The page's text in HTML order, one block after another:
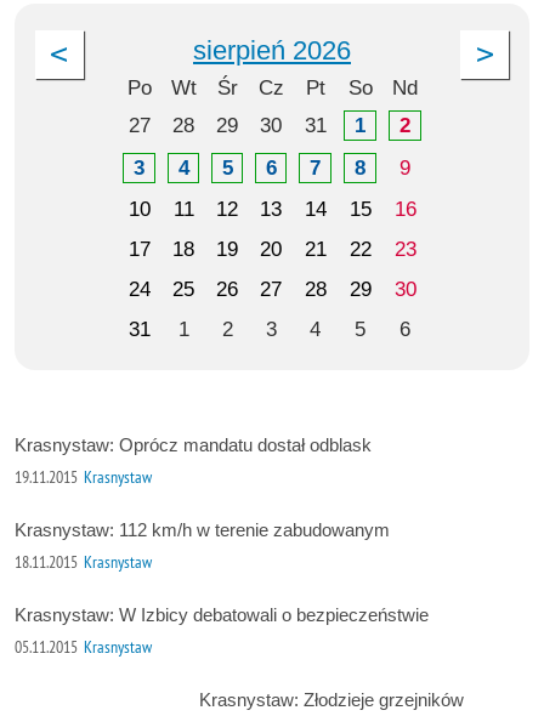
sierpień 2026
Po Wt Śr Cz Pt So
Nd
27
28 29 30 31 1
2
3
4 5 6 7 8
9
10
11 12 13 14 15
16
17
18 19 20 21 22
23
24
25 26 27 28 29
30
31
1 2 3 4 5 6
Krasnystaw: Oprócz mandatu dostał odblask
19.11.2015 Krasnystaw
Krasnystaw: 112 km/h w terenie zabudowanym
18.11.2015 Krasnystaw
Krasnystaw: W Izbicy debatowali o bezpieczeństwie
05.11.2015 Krasnystaw
Krasnystaw: Złodzieje grzejników